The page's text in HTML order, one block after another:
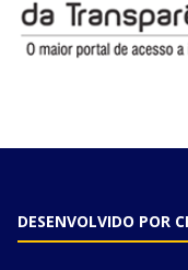
DESENVOLVIDO POR